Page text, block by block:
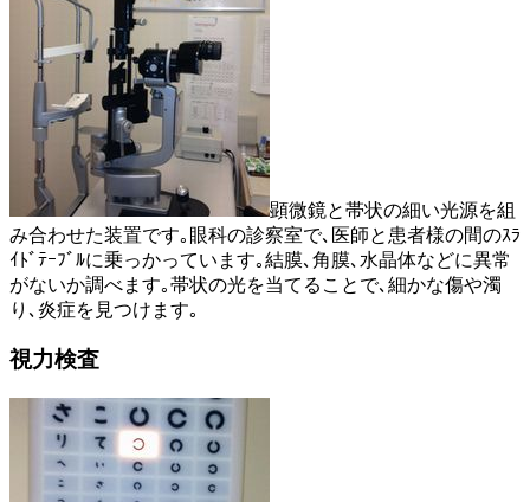
顕微鏡と帯状の細い光源を組
み合わせた装置です｡眼科の診察室で､医師と患者様の間のｽﾗ
ｲﾄﾞﾃｰﾌﾞﾙに乗っかっています｡結膜､角膜､水晶体などに異常
がないか調べます｡帯状の光を当てることで､細かな傷や濁
り､炎症を見つけます｡
視力検査